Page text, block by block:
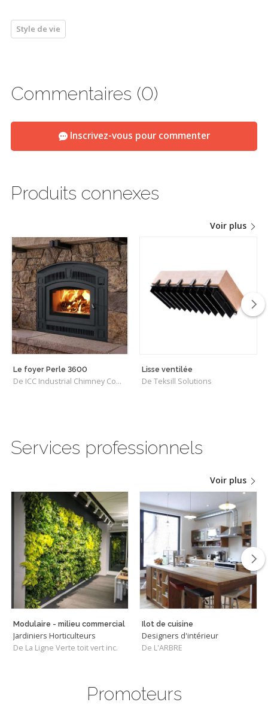
Style de vie
Commentaires (0)
Inscrivez-vous pour commenter
Produits connexes
Voir plus
Le foyer Perle 3600
De ICC Industrial Chimney Company Inc.
Lisse ventilée
De Teksill Solutions
Services professionnels
Voir plus
Modulaire - milieu commercial
Jardiniers Horticulteurs
De La Ligne Verte toit vert inc.
Ilot de cuisine
Designers d'intérieur
De L'ARBRE
Promoteurs